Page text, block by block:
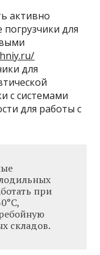
активно
для
для
с системами
для работы с
при
складов.